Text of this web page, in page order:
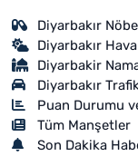
Diyarbakır
Diyarbakır
Diyarbakir
Diyarbakır
Puan Durumu
Tüm Manşetler
Son Dakika